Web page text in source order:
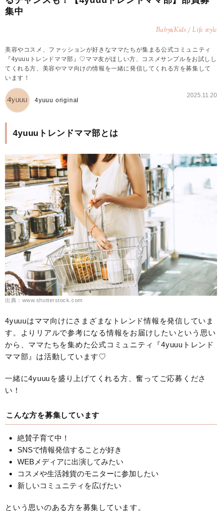
集中
Baby&Kids / Life style
美容やコスメ、ファッションが好きなママたちが集まる公式コミュニティ
『4yuuuトレンドママ部』♡ママ友がほしい方、コスメサンプルをお試しし
てくれる方、美容やママ向けの情報を一緒に発信してくれる方を募集して
います！
4yuuu original
2025.11.20
4yuuuトレンドママ部とは
出典：www.shutterstock.com
4yuuuはママ向けにさまざまなトレンド情報を発信していま
す。よりリアルで参考になる情報をお届けしたいという思い
から、ママたちを集めた公式コミュニティ『4yuuuトレンド
ママ部』は活動しています♡
一緒に4yuuuを盛り上げてくれる方、奮ってご応募くださ
い！
こんな方を募集しています
絶賛子育て中！
SNSで情報発信することが好き
WEBメディアに出演してみたい
コスメや生活雑貨のモニターに参加したい
新しいコミュニティを広げたい
という思いのある方を募集しています。